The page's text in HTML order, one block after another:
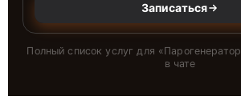
Записаться
Полный список услуг для «Парогенератор
в чате